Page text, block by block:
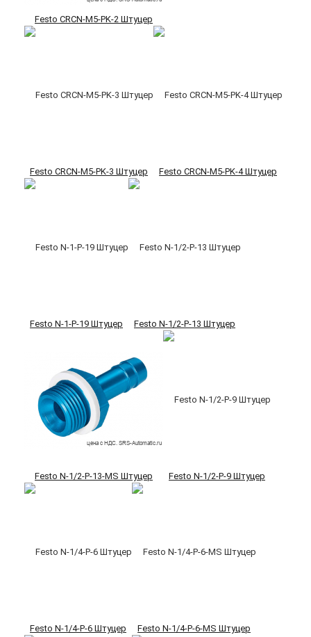
Festo CRCN-M5-PK-2 Штуцер
Festo CRCN-M5-PK-3 Штуцер Festo CRCN-M5-PK-4 Штуцер
Festo N-1-P-19 Штуцер Festo N-1/2-P-13 Штуцер
Festo N-1/2-P-13-MS Штуцер Festo N-1/2-P-9 Штуцер
Festo N-1/4-P-6 Штуцер Festo N-1/4-P-6-MS Штуцер